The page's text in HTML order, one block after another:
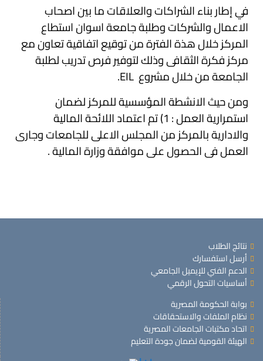
في إطار بناء الشراكات والعلاقات ما بين اصحاب
الاعمال والشركات وطلبة جامعة اسوان استطاع
المركز خلال هذة الفترة من توقيع اتفاقية تعاون مع
مركز فكرة الثقافى وذلك لتوفير فرص تدريب لطلبة
الجامعة من خلال مشروع EIL.
ومن حيث الانشطة المؤسسية للمركز لضمان
استمرارية العمل : 1) تم اعتماد اللائحة المالية
والادارية بالمركز من المجلس الاعلى للجامعات وجارى
العمل فى الحصول على موافقة وزارة المالية .
نتائج الطلاب
أرسل استفسارك
الدعم الفني للإيميل الجامعي
أساسيات التحول الرقمي
بوابة الحكومة المصرية
نظام الملفات والاستحقاقات
اتحاد مكتبات الجامعات المصرية
الهيئة القومية لضمان جودة التعليم